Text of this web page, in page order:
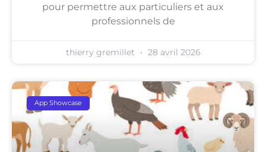
pour permettre aux particuliers et aux
professionnels de
thierry gremillet 28 avril 2026
App Showcase